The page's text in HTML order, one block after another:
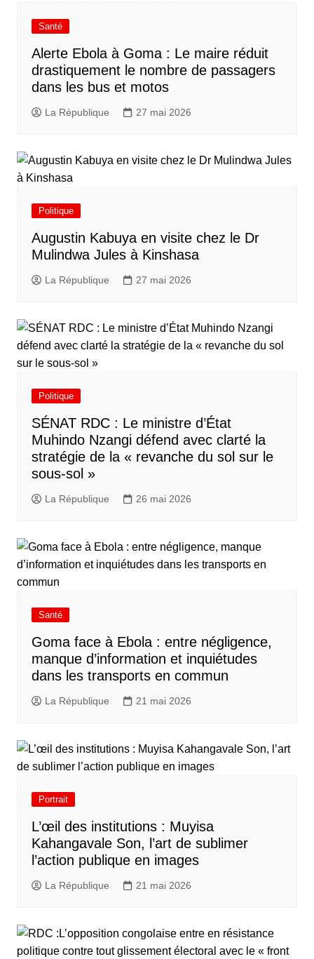
Santé
Alerte Ebola à Goma : Le maire réduit
drastiquement le nombre de passagers
dans les bus et motos
La République 27 mai 2026
Politique
Augustin Kabuya en visite chez le Dr
Mulindwa Jules à Kinshasa
La République 27 mai 2026
Politique
SÉNAT RDC : Le ministre d’État
Muhindo Nzangi défend avec clarté la
stratégie de la « revanche du sol sur le
sous-sol »
La République 26 mai 2026
Santé
Goma face à Ebola : entre négligence,
manque d’information et inquiétudes
dans les transports en commun
La République 21 mai 2026
Portrait
L’œil des institutions : Muyisa
Kahangavale Son, l’art de sublimer
l’action publique en images
La République 21 mai 2026